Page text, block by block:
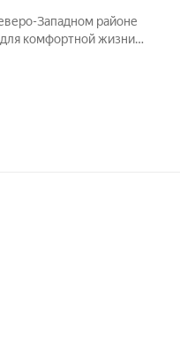
Западном районе
комфортной жизни
современных